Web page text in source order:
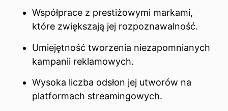
Współprace z prestiżowymi markami,
które zwiększają jej rozpoznawalność.
Umiejętność tworzenia niezapomnianych
kampanii reklamowych.
Wysoka liczba odsłon jej utworów na
platformach streamingowych.